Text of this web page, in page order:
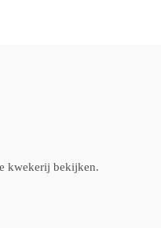
kwekerij bekijken.